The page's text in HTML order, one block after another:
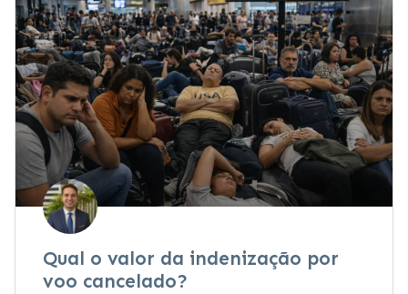
Qual o valor da indenização por
voo cancelado?